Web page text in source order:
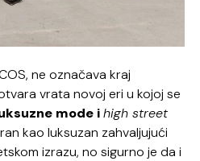
ne označava kraj
vrata novoj eri u kojoj se
mode ihigh street
kao luksuzan zahvaljujući
izrazu, no sigurno je da i